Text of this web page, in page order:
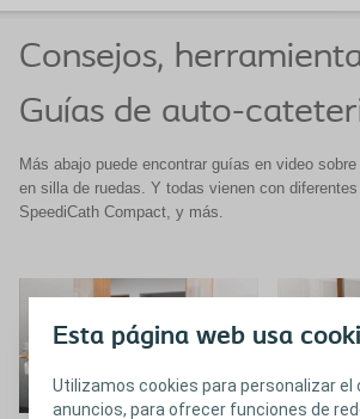
Esta página web usa
Utilizamos cookies para personalizar el
anuncios, para ofrecer funciones de
Consejos,
Guías de auto-
Más abajo puede encontrar guías en video
en silla de ruedas. Y todas vienen con
SpeediCath Compact, y más.